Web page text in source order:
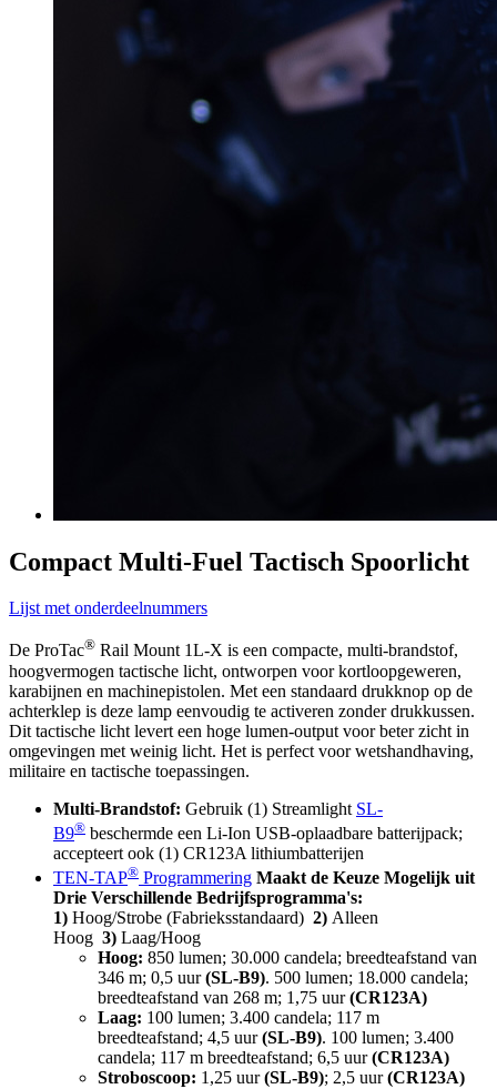
Compact Multi-Fuel Tactisch Spoorlicht
Lijst met onderdeelnummers
De ProTac® Rail Mount 1L-X is een compacte, multi-brandstof,
hoogvermogen tactische licht, ontworpen voor kortloopgeweren,
karabijnen en machinepistolen. Met een standaard drukknop op de
achterklep is deze lamp eenvoudig te activeren zonder drukkussen.
Dit tactische licht levert een hoge lumen-output voor beter zicht in
omgevingen met weinig licht. Het is perfect voor wetshandhaving,
militaire en tactische toepassingen.
Multi-Brandstof: Gebruik (1) Streamlight SL-
B9® beschermde een Li-Ion USB-oplaadbare batterijpack;
accepteert ook (1) CR123A lithiumbatterijen
TEN-TAP® Programmering Maakt de Keuze Mogelijk uit
Drie Verschillende Bedrijfsprogramma's:
1) Hoog/Strobe (Fabrieksstandaard) 2) Alleen
Hoog 3) Laag/Hoog
Hoog: 850 lumen; 30.000 candela; breedteafstand van
346 m; 0,5 uur(SL-B9). 500 lumen; 18.000 candela;
breedteafstand van 268 m; 1,75 uur(CR123A)
Laag: 100 lumen; 3.400 candela; 117 m
breedteafstand; 4,5 uur(SL-B9). 100 lumen; 3.400
candela; 117 m breedteafstand; 6,5 uur(CR123A)
Stroboscoop: 1,25 uur(SL-B9); 2,5 uur(CR123A)